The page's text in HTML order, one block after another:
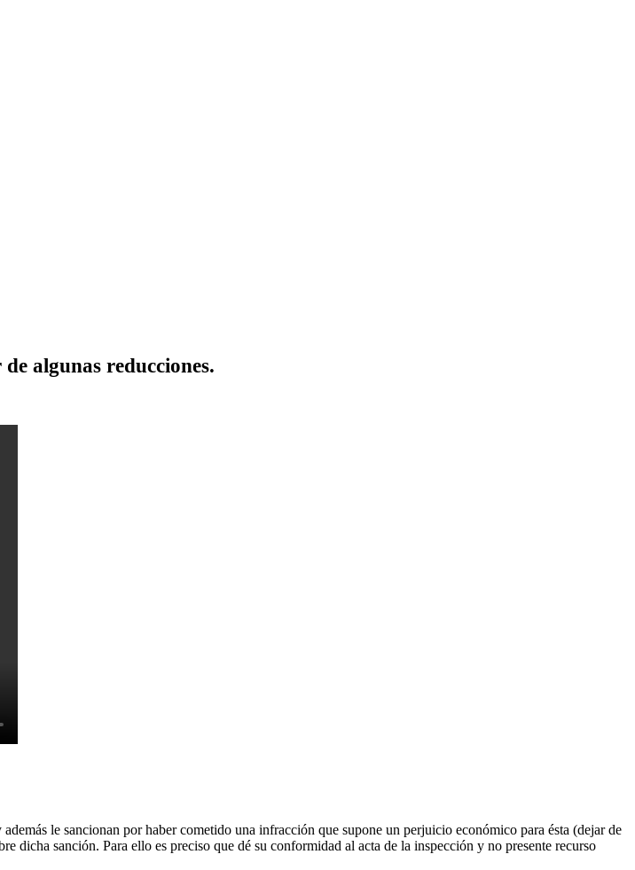
algunas reducciones.
le sancionan por haber cometido una infracción que supone un perjuicio económico para ésta (dejar de
dicha sanción. Para ello es preciso que dé su conformidad al acta de la inspección y no presente recurso